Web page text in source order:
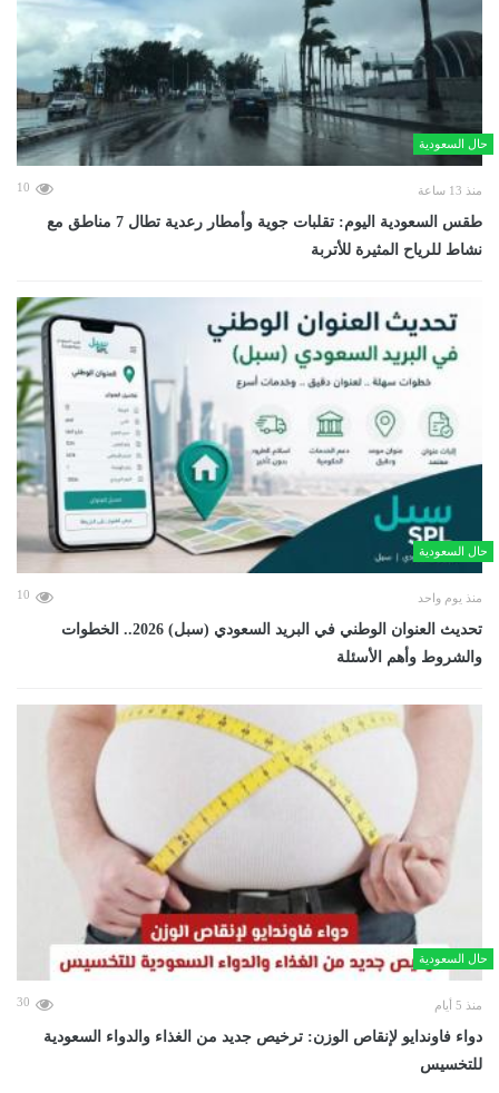
حال السعودية
منذ 13 ساعة 10
طقس السعودية اليوم: تقلبات جوية وأمطار رعدية تطال 7 مناطق مع
نشاط للرياح المثيرة للأتربة
حال السعودية
منذ يوم واحد 10
تحديث العنوان الوطني في البريد السعودي (سبل) 2026.. الخطوات
والشروط وأهم الأسئلة
حال السعودية
منذ 5 أيام 30
دواء فاوندايو لإنقاص الوزن: ترخيص جديد من الغذاء والدواء السعودية
للتخسيس